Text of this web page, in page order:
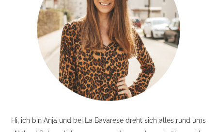
Hi, ich bin Anja und bei La Bavarese dreht sich alles rund ums